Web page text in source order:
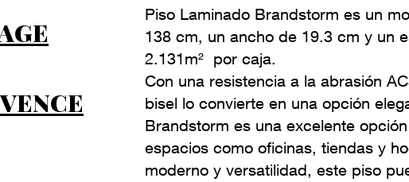
Piso Laminado Brandstorm es un
138 cm, un ancho de 19.3 cm y un
2.131m² por caja.
Con una resistencia a la abrasión
bisel lo convierte en una opción
Brandstorm es una excelente
espacios como oficinas, tiendas y
moderno y versatilidad, este piso